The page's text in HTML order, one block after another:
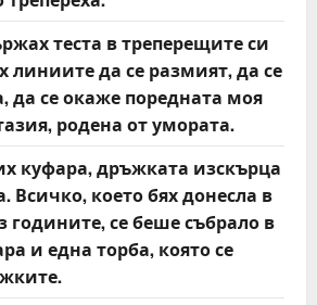
теста в треперещите си
линиите да се размият, да се
да се окаже поредната моя
родена от умората.
куфара, дръжката изскърца
Всичко, което бях донесла в
годините, се беше събрало в
и една торба, която се